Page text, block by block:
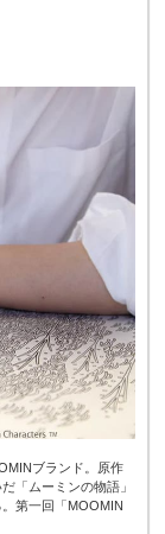
ブランド。原作
「ムーミンの物語」
第一回「MOOMIN